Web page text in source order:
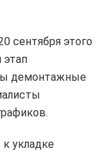
сентября этого
этап
демонтажные
укладке